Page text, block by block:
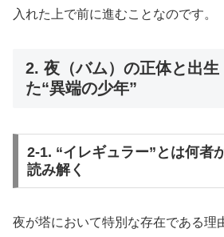
入れた上で前に進むことなのです。
2. 夜（バム）の正体と出
た“異端の少年”
2-1. “イレギュラー”とは何者
読み解く
夜が塔において特別な存在である理